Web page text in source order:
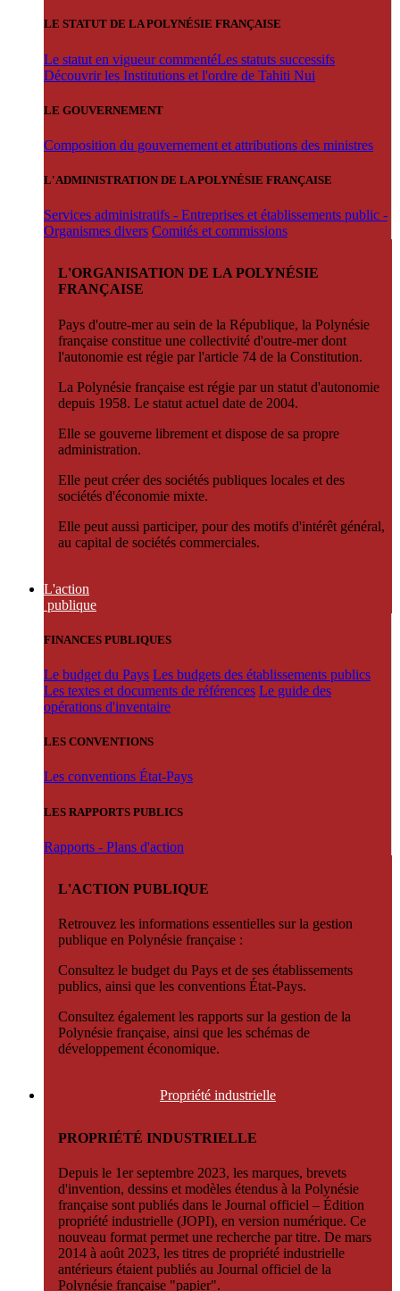
LE STATUT DE LA POLYNÉSIE FRANÇAISE
Le statut en vigueur commentéLes statuts successifs
Découvrir les Institutions et l'ordre de Tahiti Nui
LE GOUVERNEMENT
Composition du gouvernement et attributions des ministres
L'ADMINISTRATION DE LA POLYNÉSIE FRANÇAISE
Services administratifs - Entreprises et établissements public -
Organismes divers Comités et commissions
L'ORGANISATION DE LA POLYNÉSIE
FRANÇAISE
Pays d'outre-mer au sein de la République, la Polynésie
française constitue une collectivité d'outre-mer dont
l'autonomie est régie par l'article 74 de la Constitution.
La Polynésie française est régie par un statut d'autonomie
depuis 1958. Le statut actuel date de 2004.
Elle se gouverne librement et dispose de sa propre
administration.
Elle peut créer des sociétés publiques locales et des
sociétés d'économie mixte.
Elle peut aussi participer, pour des motifs d'intérêt général,
au capital de sociétés commerciales.
L'action
publique
FINANCES PUBLIQUES
Le budget du Pays Les budgets des établissements publics
Les textes et documents de références Le guide des
opérations d'inventaire
LES CONVENTIONS
Les conventions État-Pays
LES RAPPORTS PUBLICS
Rapports - Plans d'action
L'ACTION PUBLIQUE
Retrouvez les informations essentielles sur la gestion
publique en Polynésie française :
Consultez le budget du Pays et de ses établissements
publics, ainsi que les conventions État-Pays.
Consultez également les rapports sur la gestion de la
Polynésie française, ainsi que les schémas de
développement économique.
Propriété industrielle
PROPRIÉTÉ INDUSTRIELLE
Depuis le 1er septembre 2023, les marques, brevets
d'invention, dessins et modèles étendus à la Polynésie
française sont publiés dans le Journal officiel – Édition
propriété industrielle (JOPI), en version numérique. Ce
nouveau format permet une recherche par titre. De mars
2014 à août 2023, les titres de propriété industrielle
antérieurs étaient publiés au Journal officiel de la
Polynésie française "papier".